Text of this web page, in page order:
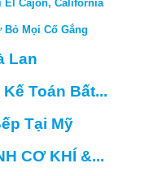
El Cajon, California
Mọi Cố Gắng
Lan
Toán Bất...
Tại Mỹ
CƠ KHÍ &...